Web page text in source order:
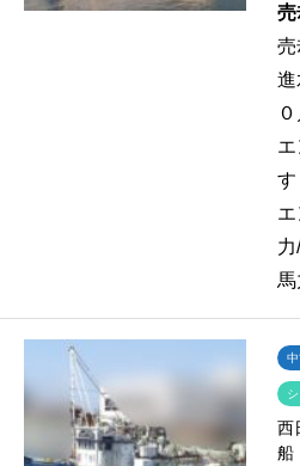
売
売
進
０
す
エ
馬
西
船